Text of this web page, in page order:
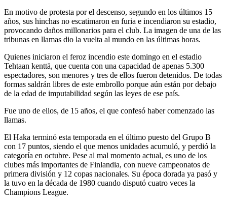
En motivo de protesta por el descenso, segundo en los últimos 15
años, sus hinchas no escatimaron en furia e incendiaron su estadio,
provocando daños millonarios para el club. La imagen de una de las
tribunas en llamas dio la vuelta al mundo en las últimas horas.
Quienes iniciaron el feroz incendio este domingo en el estadio
Tehtaan kenttä, que cuenta con una capacidad de apenas 5.300
espectadores, son menores y tres de ellos fueron detenidos. De todas
formas saldrán libres de este embrollo porque aún están por debajo
de la edad de imputabilidad según las leyes de ese país.
Fue uno de ellos, de 15 años, el que confesó haber comenzado las
llamas.
El Haka terminó esta temporada en el último puesto del Grupo B
con 17 puntos, siendo el que menos unidades acumuló, y perdió la
categoría en octubre. Pese al mal momento actual, es uno de los
clubes más importantes de Finlandia, con nueve campeonatos de
primera división y 12 copas nacionales. Su época dorada ya pasó y
la tuvo en la década de 1980 cuando disputó cuatro veces la
Champions League.